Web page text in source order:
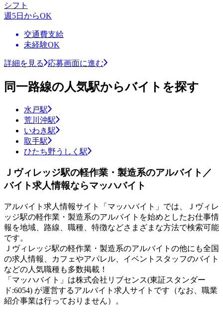
シフト
週5日からOK
交通費支給
未経験OK
詳細を見る 応募画面に進む
同一路線の人気駅からバイトを探す
水戸駅
荒川沖駅
いわき駅
取手駅
ひたち野うしく駅
Ｊヴィレッジ駅の軽作業・製造系のアルバイト／
バイト求人情報ならマッハバイト
アルバイト求人情報サイト「マッハバイト」では、Ｊヴィレ
ッジ駅の軽作業・製造系のアルバイトを始めとしたお仕事情
報を地域、路線、職種、特徴などさまざまな方法で検索可能
です。
Ｊヴィレッジ駅の軽作業・製造系のアルバイトの他にも全国
の求人情報、カフェやアパレル、イベントスタッフのバイト
などの人気職種も多数掲載！
「マッハバイト」は株式会社リブセンス(東証スタンダー
ド:6054) が運営するアルバイト求人サイトです（なお、職業
紹介事業は行っておりません）。